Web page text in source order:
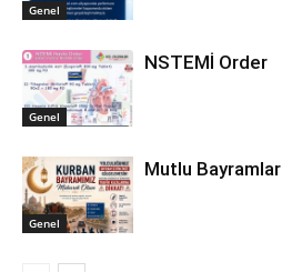
Genel
Genel
NSTEMİ Order
Genel
Mutlu Bayramlar